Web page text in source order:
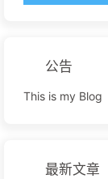
公告
This is my Blog
最新文章